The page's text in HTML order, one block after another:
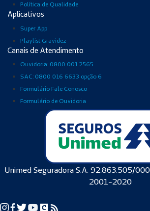
Política de Qualidade
Aplicativos
Super App
Playlist Gravidez
Canais de Atendimento
Ouvidoria: 0800 001 2565
SAC: 0800 016 6633 opção 6
Formulário Fale Conosco
Formulário de Ouvidoria
Unimed Seguradora S.A. 92.863.505/
2001-2020